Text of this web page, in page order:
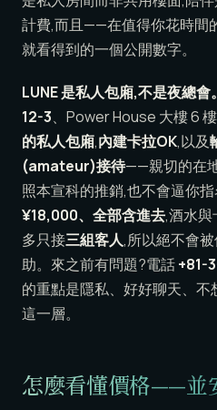
計費,而且——在值得你花時間
就看得到的一個公開數字。
LUNE 是私人包廂,不是夜總會。
12-3、Power House 大樓 6
的私人包廂,內建卡拉OK,以及
(amateur)接待——親切的在
照本宣科的推銷,也不會逼你
¥18,000、全部含進去,酒水與
多只接三組客人,所以絕不會
助。來之前有問題?電話+81-
的重點是隱私、好好聊天、
這一層。
怎麼看懂價格——並